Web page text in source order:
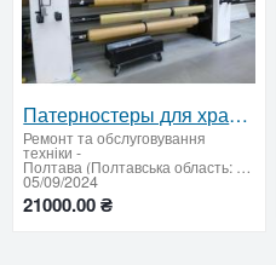
Патерностеры для хранения и демонстрации линолеума и ковролина
Ремонт та обслуговування
техніки -
Полтава (Полтавська область: продати купити)
05/09/2024
21000.00 ₴